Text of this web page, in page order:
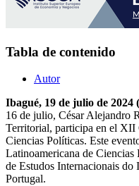
Tabla de contenido
Autor
Ibagué, 19 de julio de 2024
16 de julio, César Alejandro
Territorial, participa en el XII
Ciencias Políticas. Este
Latinoamericana de Ciencias
de Estudos Internacionais
Portugal.